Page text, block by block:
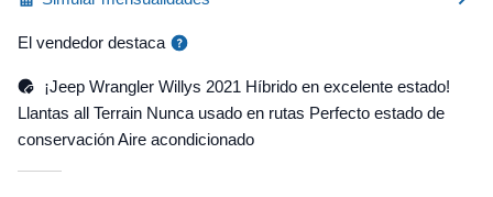
El vendedor destaca
¡Jeep Wrangler Willys 2021 Híbrido en excelente estado!
Llantas all Terrain Nunca usado en rutas Perfecto estado de
conservación Aire acondicionado